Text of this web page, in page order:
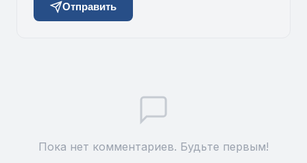
Отправить
Пока нет комментариев. Будьте первым!